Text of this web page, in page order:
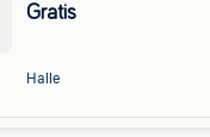
Gratis
Halle